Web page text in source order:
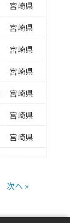
宮崎県
宮崎県
宮崎県
宮崎県
宮崎県
宮崎県
宮崎県
次へ »